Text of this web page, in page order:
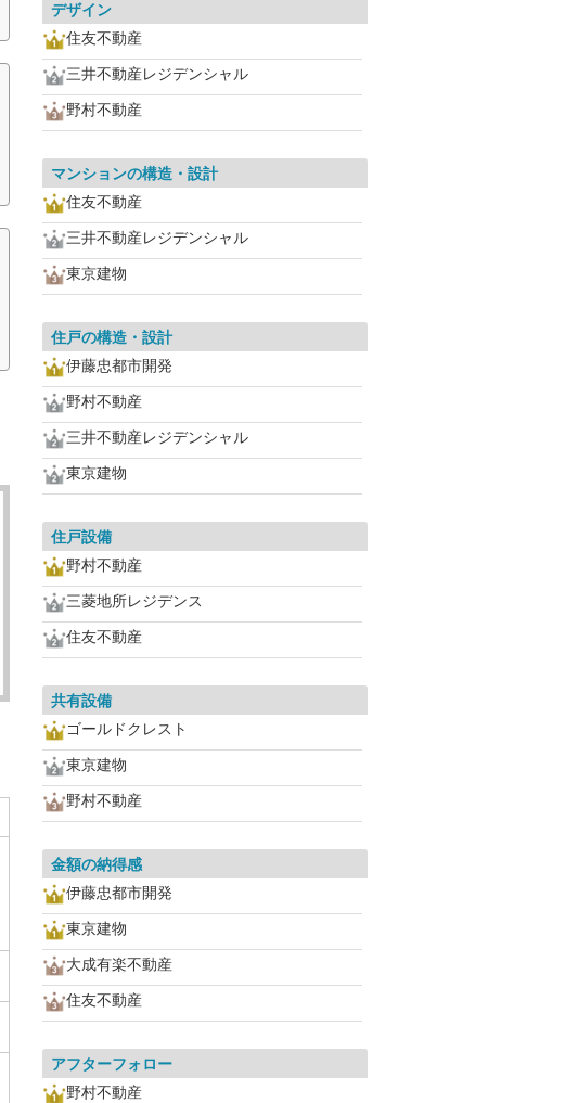
デザイン
住友不動産
三井不動産レジデンシャル
野村不動産
マンションの構造・設計
住友不動産
三井不動産レジデンシャル
東京建物
住戸の構造・設計
伊藤忠都市開発
野村不動産
三井不動産レジデンシャル
東京建物
住戸設備
野村不動産
三菱地所レジデンス
住友不動産
共有設備
ゴールドクレスト
東京建物
野村不動産
金額の納得感
伊藤忠都市開発
東京建物
大成有楽不動産
住友不動産
アフターフォロー
野村不動産